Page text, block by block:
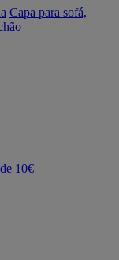
Capa para sofá,
10€